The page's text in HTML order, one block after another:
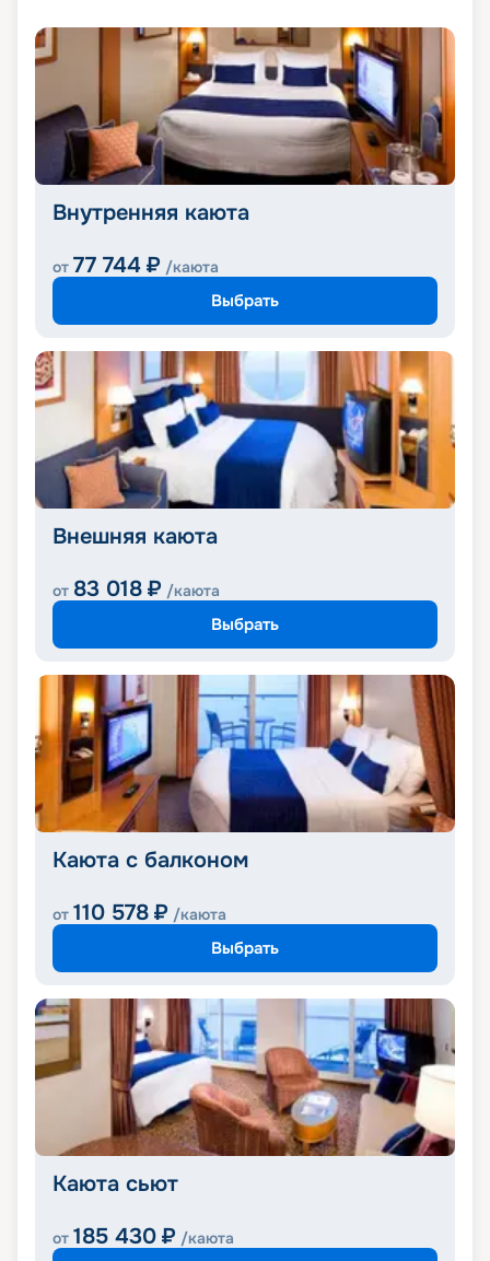
Внутренняя каюта
от 77 744 ₽ /каюта
Выбрать
Внешняя каюта
от 83 018 ₽ /каюта
Выбрать
Каюта с балконом
от 110 578 ₽ /каюта
Выбрать
Каюта сьют
от 185 430 ₽ /каюта